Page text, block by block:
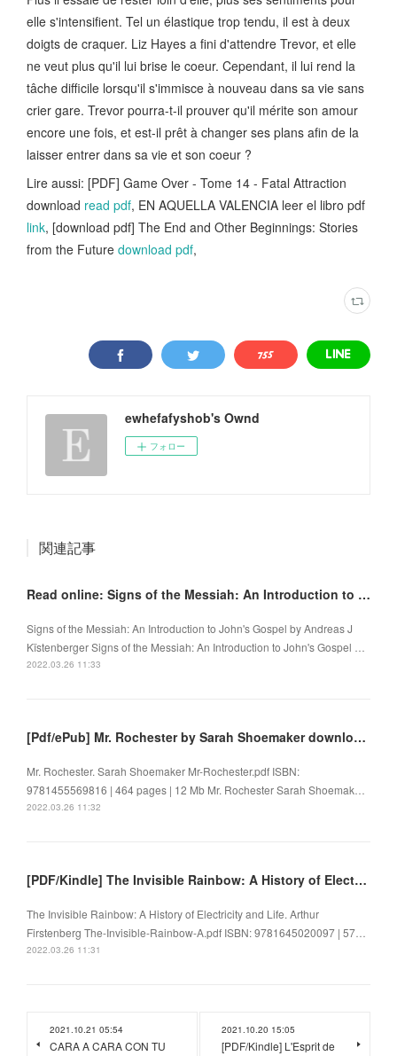
elle s'intensifient. Tel un élastique trop tendu, il est à deux
doigts de craquer. Liz Hayes a fini d'attendre Trevor, et elle
ne veut plus qu'il lui brise le coeur. Cependant, il lui rend la
tâche difficile lorsqu'il s'immisce à nouveau dans sa vie sans
crier gare. Trevor pourra-t-il prouver qu'il mérite son amour
encore une fois, et est-il prêt à changer ses plans afin de la
laisser entrer dans sa vie et son coeur ?
Lire aussi: [PDF] Game Over - Tome 14 - Fatal Attraction
download read pdf, EN AQUELLA VALENCIA leer el libro pdf
link, [download pdf] The End and Other Beginnings: Stories
from the Future download pdf,
ewhefafyshob's Ownd
フォロー
関連記事
Read online: Signs of the Messiah: An Introduction to John's Gospel
Signs of the Messiah: An Introduction to John's Gospel by Andreas J
Kïstenberger Signs of the Messiah: An Introduction to John's Gospel …
2022.03.26 11:33
[Pdf/ePub] Mr. Rochester by Sarah Shoemaker download ebook
Mr. Rochester. Sarah Shoemaker Mr-Rochester.pdf ISBN:
9781455569816 | 464 pages | 12 Mb Mr. Rochester Sarah Shoemak…
2022.03.26 11:32
[PDF/Kindle] The Invisible Rainbow: A History of Electricity and Life by Arthur Firstenberg
The Invisible Rainbow: A History of Electricity and Life. Arthur
Firstenberg The-Invisible-Rainbow-A.pdf ISBN: 9781645020097 | 57…
2022.03.26 11:31
2021.10.21 05:54
CARA A CARA CON TU
2021.10.20 15:05
[PDF/Kindle] L'Esprit de